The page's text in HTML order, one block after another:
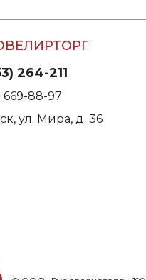
264-211
669-88-97
ул. Мира, д. 36